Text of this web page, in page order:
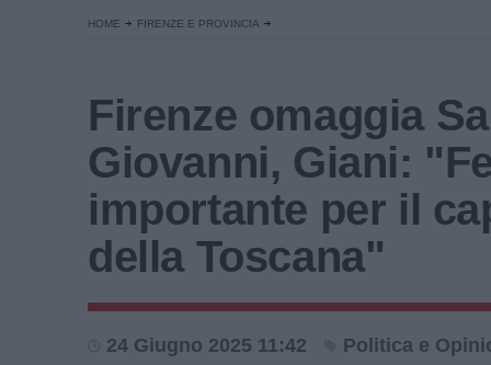
HOME FIRENZE E PROVINCIA
Firenze omaggia
Giovanni, Giani:
importante per il
della Toscana"
24 Giugno 2025 11:42 Politica e